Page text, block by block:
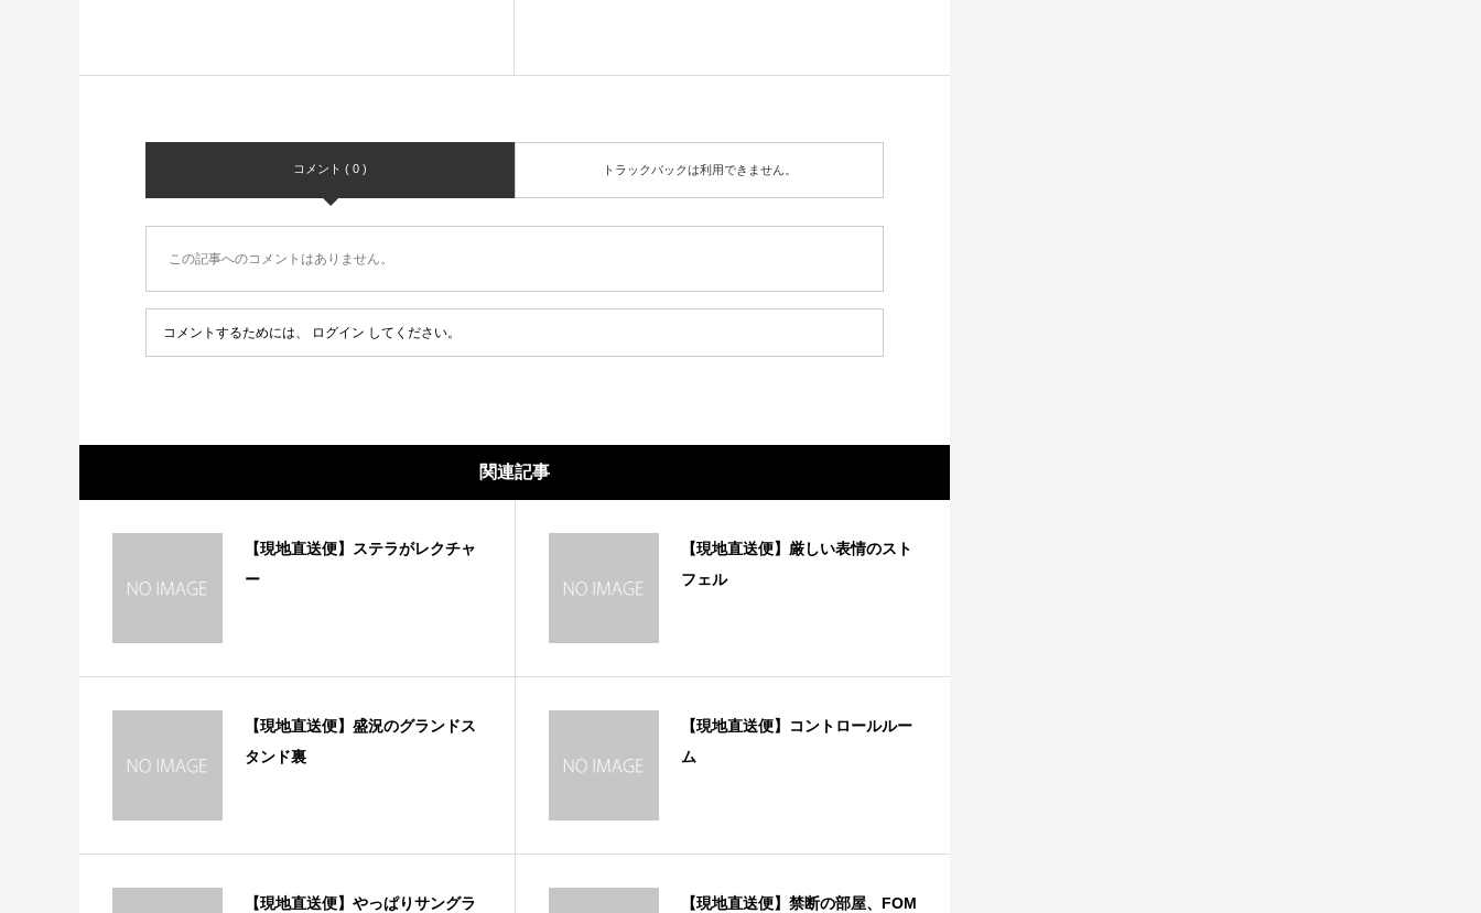
コメント ( 0 ) トラックバックは利用できません。
この記事へのコメントはありません。
コメントするためには、 ログイン してください。
関連記事
【現地直送便】ステラがレクチャ
ー
【現地直送便】厳しい表情のスト
フェル
【現地直送便】盛況のグランドス
タンド裏
【現地直送便】コントロールルー
ム
【現地直送便】やっぱりサングラ
【現地直送便】禁断の部屋、FOM